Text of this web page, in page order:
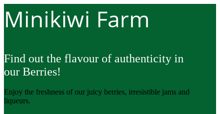
Minikiwi Farm
Find out the flavour of authenticity in
our Berries!
Enjoy the freshness of our juicy berries, irresistible jams and
liqueurs.